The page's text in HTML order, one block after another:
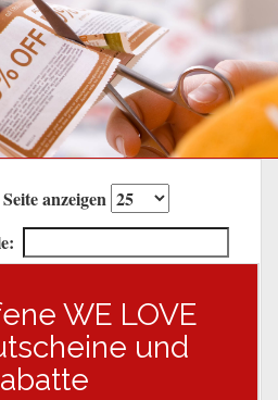
anzeigen
WE LOVE
und